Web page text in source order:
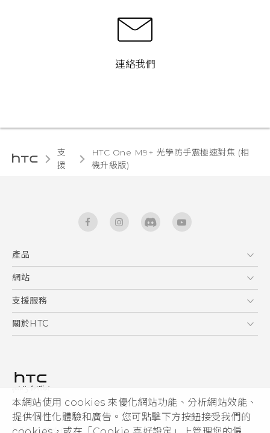
本網站使用 cookies 來優化網站功能、分析網站效能、
提供個性化體驗和廣告。您可點擊下方按鈕接受我們的
連絡我們
支
援
HTC One M9+ 光學防手震極速對焦 (相
機升級版)‎
產品
5G
智能手機
區塊鍊手機
網站
HTC Dev
HTC Research
支援服務
服務中心
關於HTC
私隱政策
產品安全
加入HTC
© 2011-2026 HTC Corporation